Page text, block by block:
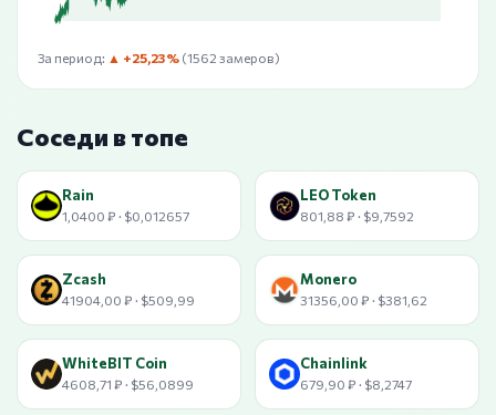
За период: ▲ +25,23% (1562 замеров)
Соседи в топе
Rain
1,0400 ₽ · $0,012657
LEO Token
801,88 ₽ · $9,7592
Zcash
41904,00 ₽ · $509,99
Monero
31356,00 ₽ · $381,62
WhiteBIT Coin
4608,71 ₽ · $56,0899
Chainlink
679,90 ₽ · $8,2747